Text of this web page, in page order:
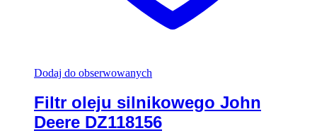
Dodaj do obserwowanych
Filtr oleju silnikowego John
Deere DZ118156